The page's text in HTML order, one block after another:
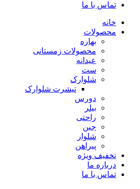
تماس با ما
خانه
محصولات
بهاره
محصولات زمستانی
عیدانه
ست
شلوارک
تیشرت شلوارک
دورس
بیلر
راحتی
جین
شلوار
پیراهن
تخفیف ویژه
درباره ما
تماس با ما